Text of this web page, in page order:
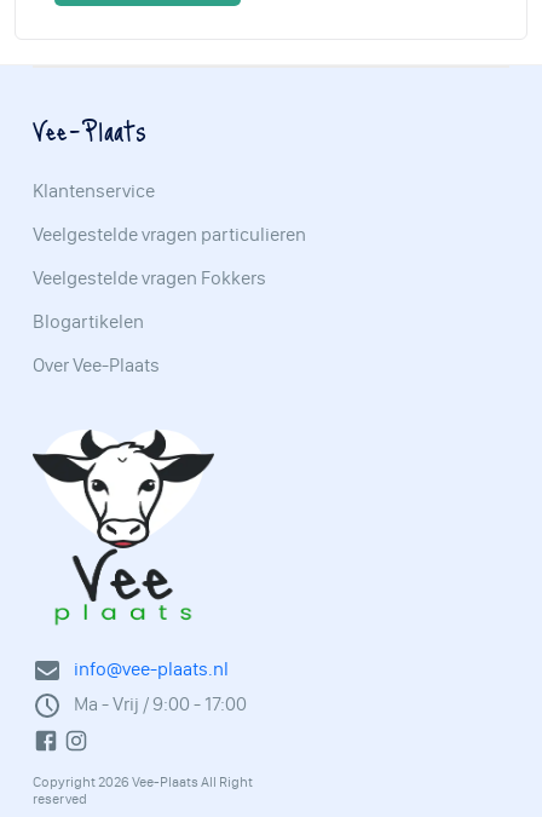
info@vee-plaats.nl
Ma - Vrij / 9:00 - 17:00
Copyright 2026 Vee-Plaats All Right
reserved
Vee-Plaats
Klantenservice
Veelgestelde vragen particulieren
Veelgestelde vragen Fokkers
Blogartikelen
Over Vee-Plaats